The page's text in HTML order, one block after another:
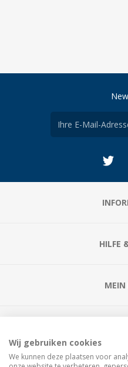
HILFE
Wij gebruiken cookies
We kunnen deze plaatsen voor